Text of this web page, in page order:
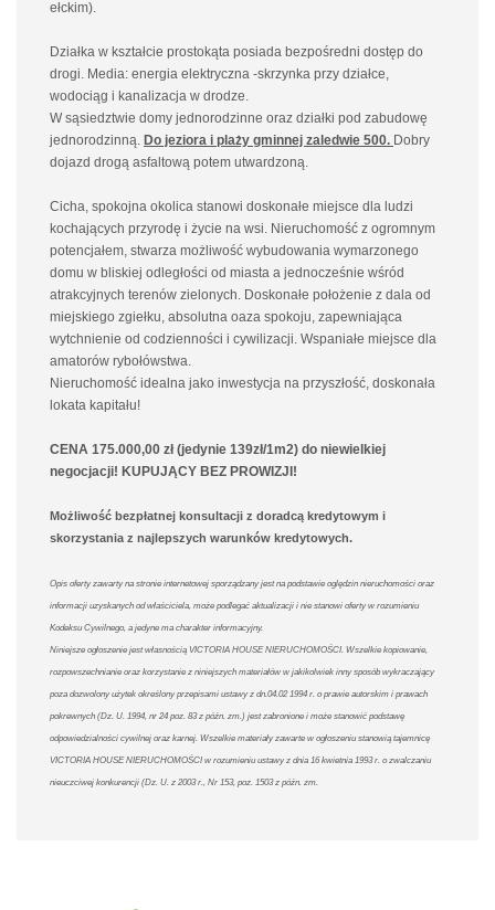
ełckim).
Działka w kształcie prostokąta posiada bezpośredni dostęp do
drogi. Media: energia elektryczna -skrzynka przy działce,
wodociąg i kanalizacja w drodze.
W sąsiedztwie domy jednorodzinne oraz działki pod zabudowę
jednorodzinną. Do jeziora i plaży gminnej zaledwie 500. Dobry
dojazd drogą asfaltową potem utwardzoną.
Cicha, spokojna okolica stanowi doskonałe miejsce dla ludzi
kochających przyrodę i życie na wsi. Nieruchomość z ogromnym
potencjałem, stwarza możliwość wybudowania wymarzonego
domu w bliskiej odległości od miasta a jednocześnie wśród
atrakcyjnych terenów zielonych. Doskonałe położenie z dala od
miejskiego zgiełku, absolutna oaza spokoju, zapewniająca
wytchnienie od codzienności i cywilizacji. Wspaniałe miejsce dla
amatorów rybołówstwa.
Nieruchomość idealna jako inwestycja na przyszłość, doskonała
lokata kapitału!
CENA 175.000,00 zł (jedynie 139zł/1m2) do niewielkiej
negocjacji! KUPUJĄCY BEZ PROWIZJI!
Możliwość bezpłatnej konsultacji z doradcą kredytowym i
skorzystania z najlepszych warunków kredytowych.
Opis oferty zawarty na stronie internetowej sporządzany jest na podstawie oględzin nieruchomości oraz
informacji uzyskanych od właściciela, może podlegać aktualizacji i nie stanowi oferty w rozumieniu
Kodeksu Cywilnego, a jedyne ma charakter informacyjny.
Niniejsze ogłoszenie jest własnością VICTORIA HOUSE NIERUCHOMOŚCI. Wszelkie kopiowanie,
rozpowszechnianie oraz korzystanie z niniejszych materiałów w jakikolwiek inny sposób wykraczający
poza dozwolony użytek określony przepisami ustawy z dn.04.02 1994 r. o prawie autorskim i prawach
pokrewnych (Dz. U. 1994, nr 24 poz. 83 z późn. zm.) jest zabronione i może stanowić podstawę
odpowiedzialności cywilnej oraz karnej. Wszelkie materiały zawarte w ogłoszeniu stanowią tajemnicę
VICTORIA HOUSE NIERUCHOMOŚCI w rozumieniu ustawy z dnia 16 kwietnia 1993 r. o zwalczaniu
nieuczciwej konkurencji (Dz. U. z 2003 r., Nr 153, poz. 1503 z późn. zm.